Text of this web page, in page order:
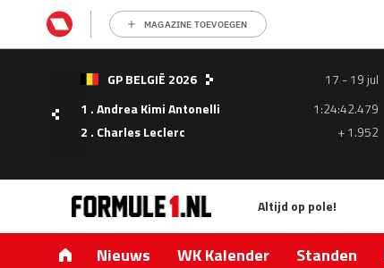
MAGAZINE TOEVOEGEN
GP BELGIË 2026
17 - 19 jul
1 . Andrea Kimi Antonelli
1:24:42.479
2 . Charles Leclerc
+ 1.952
Altijd op pole!
Nieuws WK Kalender Standen